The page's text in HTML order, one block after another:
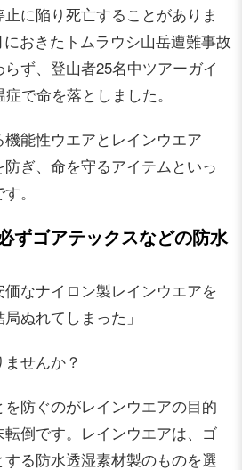
に陥り死亡することがありま
おきたトムラウシ山岳遭難事故
ず、登山者25名中ツアーガイ
で命を落としました。
能性ウエアとレインウエア
ぎ、命を守るアイテムといっ
。
ずゴアテックスなどの防水
価なナイロン製レインウエアを
ぬれてしまった」
せんか？
防ぐのがレインウエアの目的
倒です。レインウエアは、ゴ
る防水透湿素材製のものを選